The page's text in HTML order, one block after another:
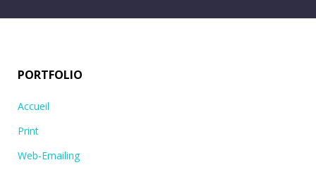
PORTFOLIO
Accueil
Print
Web-Emailing